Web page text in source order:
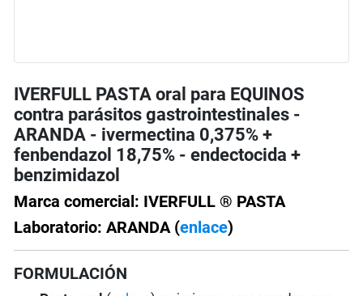
IVERFULL PASTA oral para EQUINOS
contra parásitos gastrointestinales -
ARANDA - ivermectina 0,375% +
fenbendazol 18,75% - endectocida +
benzimidazol
Marca comercial: IVERFULL ® PASTA
Laboratorio: ARANDA (enlace)
FORMULACIÓN